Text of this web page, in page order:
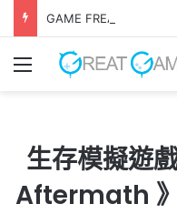
GAME FREAK全新作品
Menu
生存模擬遊
Aftermath 》